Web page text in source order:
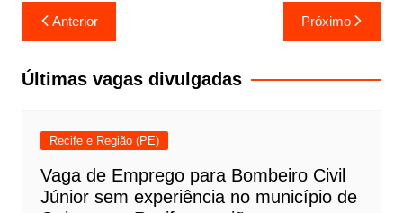
Navegação
de
Post
Anterior Próximo
Últimas vagas divulgadas
Recife e Região (PE)
Vaga de Emprego para Bombeiro Civil
Júnior sem experiência no município de